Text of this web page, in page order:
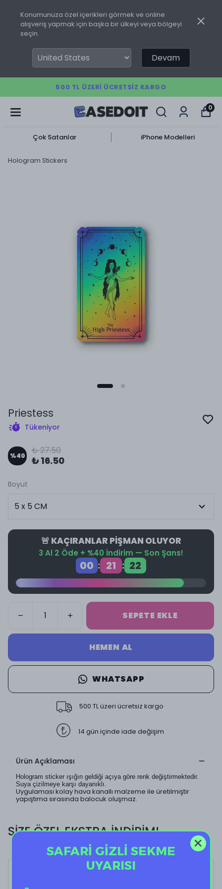
Konumunuza özel içerikleri görmek ve online
alışveriş yapmak için başka bir ülkeyi veya bölgeyi
seçin.
Devam
500 TL ÜZERI ÜCRETSIZ KARGO
0
Çok Satanlar iPhone Modelleri
Hologram Stickers
Priestess
Tükeniyor
%40 ₺ 27.50
₺ 16.50
Boyut
🚨 KAÇIRANLAR PİŞMAN OLUYOR
3 Al 2 Öde + %40 İndirim — Son Şans!
00 : 21 : 21
SEPETE EKLE
HEMEN AL
WHATSAPP
500 TL üzeri ücretsiz kargo
14 gün içinde iade değişim
Ürün Açıklaması
Hologram sticker ışığın geldiği açıya göre renk değiştirmektedir.
Suya çizilmeye karşı dayanıklı.
Uygulaması kolay hava kanallı malzeme ile üretilmiştir
yapıştıma sırasında balocuk oluşmaz.
SİZE ÖZEL EKSTRA İNDİRİM!
SAFARİ GİZLİ SEKME
UYARISI